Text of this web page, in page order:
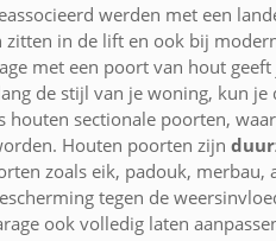
werden met een
in de lift en ook bij
met een poort van hout
de stijl van je woning, kun
sectionale poorten,
Houten poorten zijn
zoals eik, padouk,
tegen de
ook volledig laten